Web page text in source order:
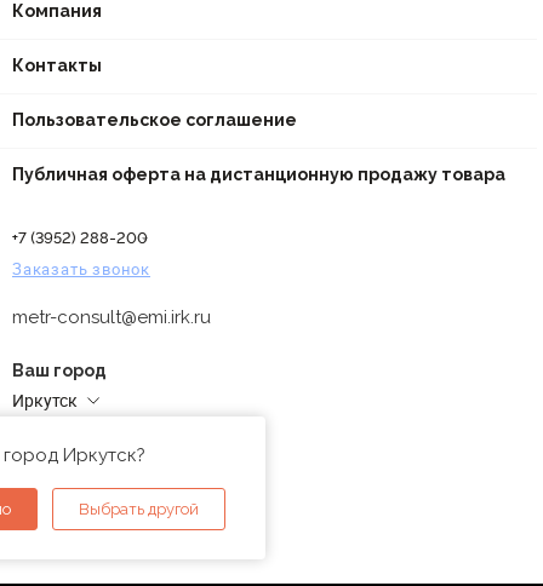
Компания
Контакты
Пользовательское соглашение
Публичная оферта на дистанционную продажу товара
+7 (3952) 288-200
Заказать звонок
metr-consult@emi.irk.ru
Ваш город
Иркутск
Иркутск?
Выбрать другой